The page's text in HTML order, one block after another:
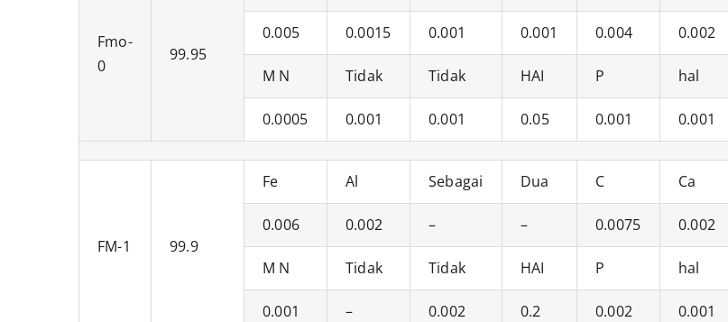
Fmo-
0
99.95
0.005 0.0015 0.001 0.001 0.004 0.002
M N Tidak Tidak HAI P hal
0.0005 0.001 0.001 0.05 0.001 0.001
FM-1 99.9
Fe Al Sebagai Dua C Ca
0.006 0.002 – – 0.0075 0.002
M N Tidak Tidak HAI P hal
0.001 – 0.002 0.2 0.002 0.001